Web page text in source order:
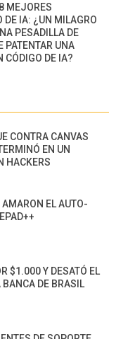
MEJORES
DE IA: ¿UN MILAGRO
PESADILLA DE
PATENTAR UNA
CÓDIGO DE IA?
CONTRA CANVAS
EN UN
HACKERS
AMARON EL AUTO-
$1.000 Y DESATÓ EL
BANCA DE BRASIL